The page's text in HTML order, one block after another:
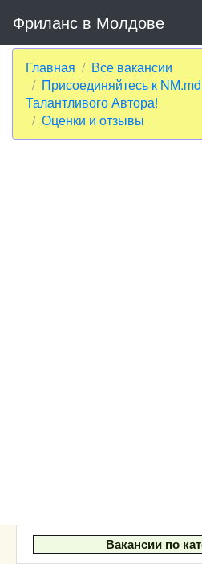
Фриланс в Молдове
Главная
Все вакансии
Присоединяйтесь к
Талантливого Автора!
Оценки и отзывы
Вакансии по